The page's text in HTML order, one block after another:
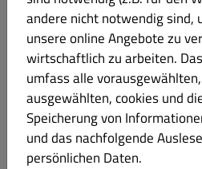
Wie möchten Sie Ihre
Lieferung
Menü Öffnungszeiten Info
andere nicht notwendig sind,
unsere online Angebote zu
wirtschaftlich zu arbeiten.
umfass alle
ausgewählten, cookies und
Speicherung von
und das nachfolgende
persönlichen Daten.